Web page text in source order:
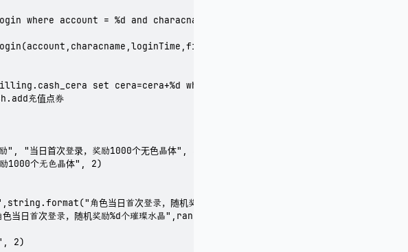
where account = %d and characname = '%s' ", user:GetAccId(),
values (%d,'%s',%d,0)",
set cera=cera+%d where account = %d", cera,
充值点券
"当日首次登录，奖励1000个无色晶体", 3037, 1000)
个无色晶体", 2)
角色当日首次登录，随机奖励%d个璀璨水晶",randomNum), 400001000,
首次登录，随机奖励%d个璀璨水晶",randomNum), 2)
2)